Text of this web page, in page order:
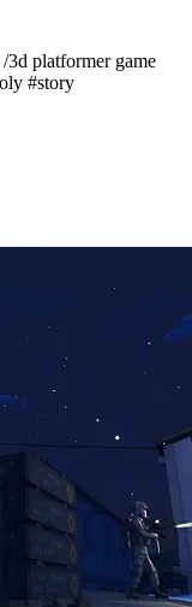
3d platformer game
#story